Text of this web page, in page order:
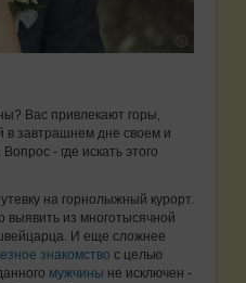
Вас привлекают горы,
в завтрашнем дне своем и
. Вопрос - где искать этого
на горнолыжный курорт.
выявить из многотысячной
И еще сложнее
знакомство с целью
мужчины не исключен -